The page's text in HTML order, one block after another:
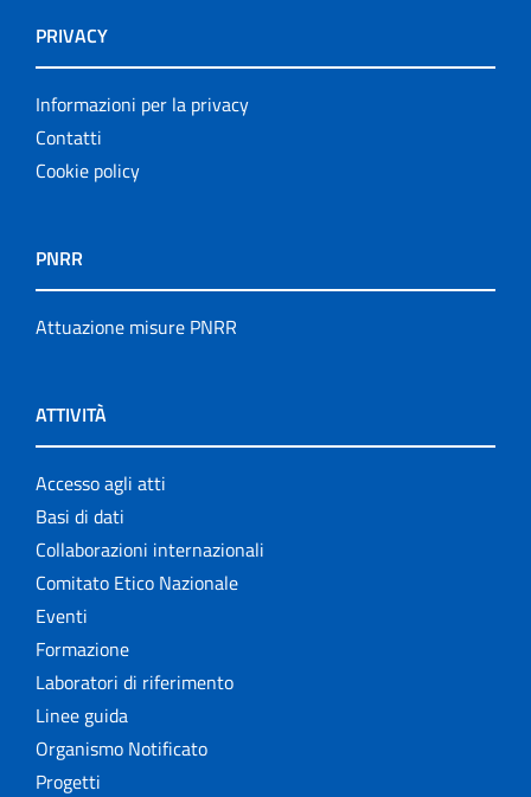
PRIVACY
Informazioni per la privacy
Contatti
Cookie policy
PNRR
Attuazione misure PNRR
ATTIVITÀ
Accesso agli atti
Basi di dati
Collaborazioni internazionali
Comitato Etico Nazionale
Eventi
Formazione
Laboratori di riferimento
Linee guida
Organismo Notificato
Progetti